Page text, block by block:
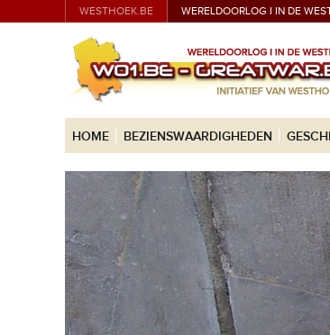
WESTHOEK.BE WERELDOORLOG I IN DE
HOME BEZIENSWAARDIGHEDEN